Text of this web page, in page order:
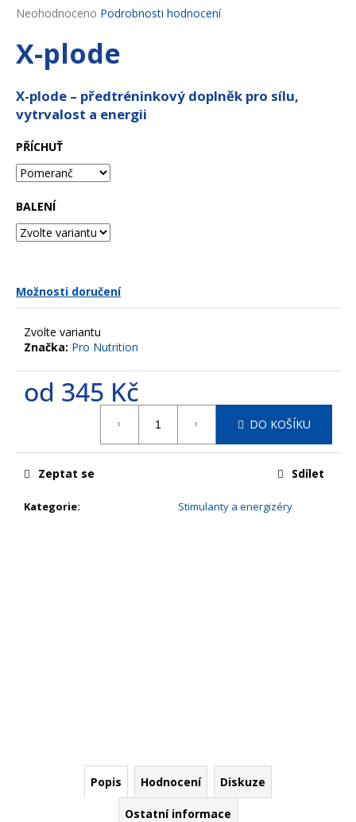
Průměrné
produktu
je
z
5
hvězdiček.
Neohodnoceno Podrobnosti hodnocení
X-plode
X-plode – předtréninkový doplněk pro sílu,
vytrvalost a energii
PŘÍCHUŤ
BALENÍ
Možnosti doručení
Zvolte variantu
Značka: Pro Nutrition
od 345 Kč
DO KOŠÍKU
Kategorie: Stimulanty a energizéry
Zeptat se Sdílet
Popis Hodnocení Diskuze
Ostatní informace
a
j
í
?
HLEDAT
p
o
u
u